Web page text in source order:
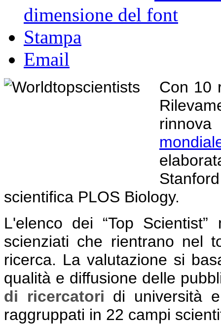
dimensione del font
Stampa
Email
Con 10
scientifica PLOS Biology.
L'elenco dei “Top
scienziati che rientrano nel
ricerca. La valutazione si
qualità e diffusione delle
di ricercatori di università
raggruppati in 22 campi